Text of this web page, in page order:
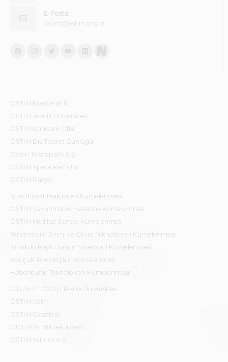
E-Posta
ostim@ostim.org.tr
OSTİM Kooperatifi
OSTİM Teknik Üniversitesi
OSTİM İstihdam Ofisi
OSTİM Dış Ticaret Günlüğü
Ostim Teknopark A.Ş.
OSTİM Spare Parts Inc.
OSTİM Radyo
İş ve İnşaat Makineleri Kümelenmesi
OSTİM Savunma ve Havacılık Kümelenmesi
OSTİM Medikal Sanayi Kümelenmesi
Yenilenebilir Enerji ve Çevre Teknolojileri Kümelenmesi
Anadolu Raylı Ulaşım Sistemleri Kümelenmesi
Kauçuk Teknolojileri Kümelenmesi
Haberleşme Teknolojileri Kümelenmesi
OTÜSEM | Ostim Teknik Üniversitesi
OSTİM Vakfı
OSTİM Gazetesi
ODTÜ OSTİM Teknokent
OSTİM Yatırım A.Ş.